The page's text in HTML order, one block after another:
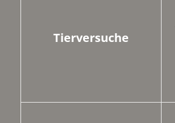
Tierversuche